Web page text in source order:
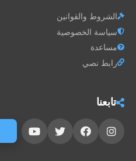
الشروط والقوانين
سياسة الخصوصية
مساعدة
رابط نصي
تابعنا